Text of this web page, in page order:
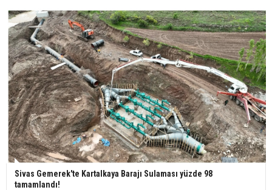
29 Mayıs okullar tatil mi?
Bilim kurgu gerçekleşiyor... Dondurulmuş
insanları hayata döndürecek keşif
Ünlü türkücü Mahmut Tuncer estetik operasyon
geçirdi: Son hali gündem oldu
Sivas Gemerek'te Kartalkaya Barajı Sulaması yüzde 98
tamamlandı!